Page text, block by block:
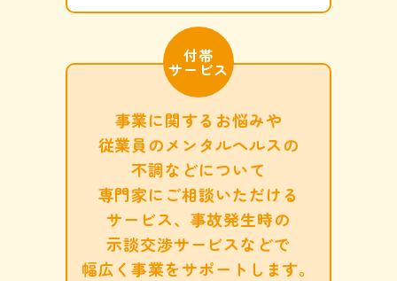
付帯
サービス
事業に関するお悩みや
従業員のメンタルヘルスの
不調などについて
専門家に ご相談いただける
サービス、事故発生時の
示談交渉サービスなどで
幅広く事業をサポートします。